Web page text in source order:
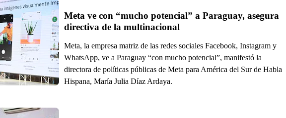
Meta ve con “mucho potencial” a Paraguay, asegura
Meta, la empresa matriz de las redes sociales Facebook, Instagram y
WhatsApp, ve a Paraguay “con mucho potencial”, manifestó la
directora de políticas públicas de Meta para América del Sur de Habla
Hispana, María Julia Díaz Ardaya.